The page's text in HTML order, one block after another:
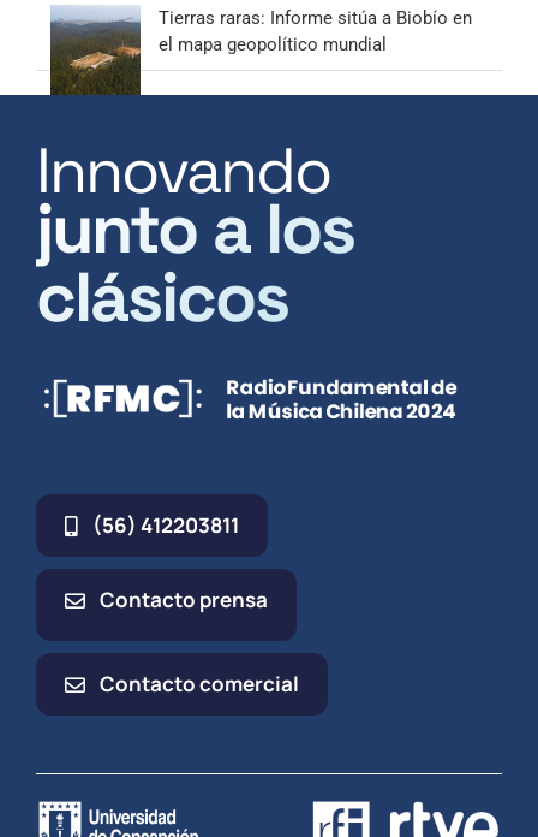
Tierras raras: Informe sitúa a Biobío en
el mapa geopolítico mundial
Innovando
junto a los
clásicos
(56) 412203811
Contacto prensa
Contacto comercial